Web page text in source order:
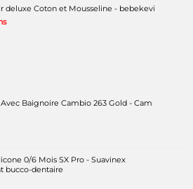
180 Dhs.
deluxe Coton et Mousseline - bebekevi
Le
Baignoire Cambio 263 Gold - Cam
0/6 Mois SX Pro - Suavinex
bucco-dentaire